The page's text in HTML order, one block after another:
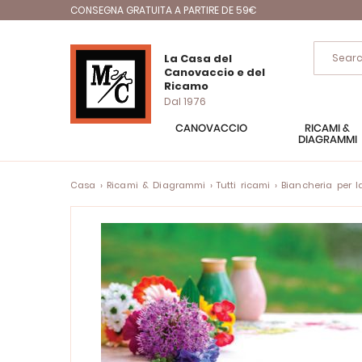
CONSEGNA GRATUITA A PARTIRE DE 59€
La Casa del
Canovaccio e del
Ricamo
Dal 1976
CANOVACCIO
RICAMI &
DIAGRAMMI
Casa Ricami & Diagrammi Tutti ricami Biancheria per
galleria
immagini